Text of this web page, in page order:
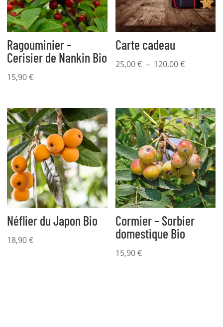
Ragouminier –
Cerisier de Nankin Bio
15,90€
Carte cadeau
25,00€ – 120,00€Plage
à
120,00 €
Néflier du Japon Bio
18,90€
Cormier – Sorbier
domestique Bio
15,90€